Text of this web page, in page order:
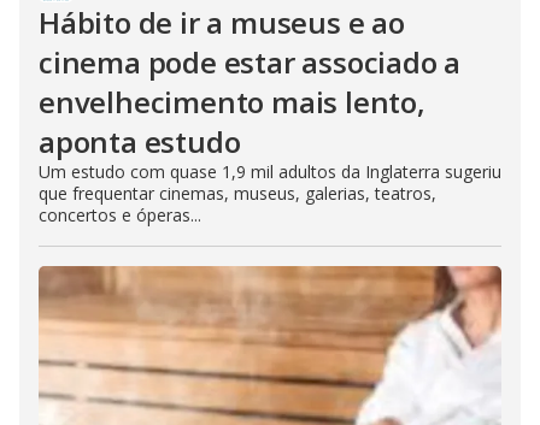
Hábito de ir a museus e ao
cinema pode estar associado a
envelhecimento mais lento,
aponta estudo
Um estudo com quase 1,9 mil adultos da Inglaterra sugeriu
que frequentar cinemas, museus, galerias, teatros,
concertos e óperas...